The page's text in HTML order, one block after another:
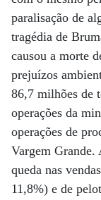
paralisação de
tragédia de
causou a morte
prejuízos
86,7 milhões de
operações da
operações de
Vargem Grande.
queda nas
11,8%) e de